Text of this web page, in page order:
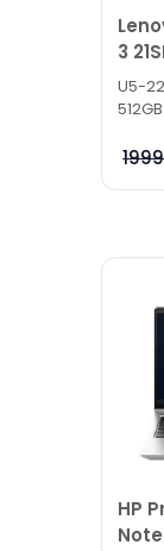
3
U5-
1999
HP